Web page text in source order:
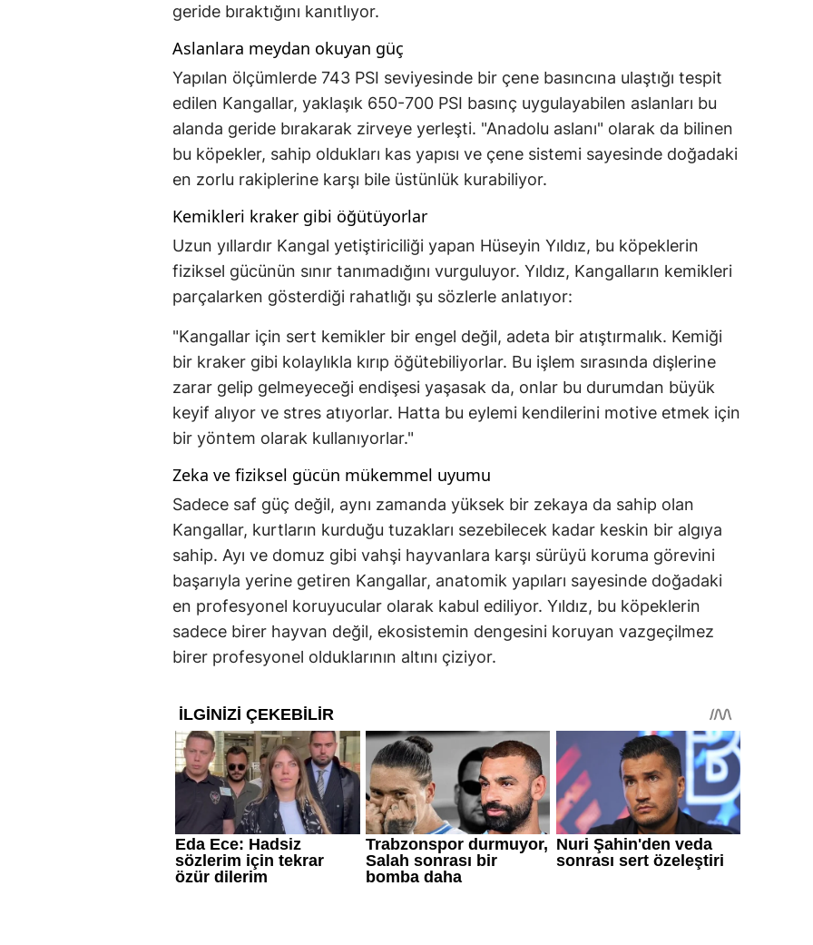
geride bıraktığını kanıtlıyor.
Aslanlara meydan okuyan güç
Yapılan ölçümlerde 743 PSI seviyesinde bir çene basıncına ulaştığı tespit
edilen Kangallar, yaklaşık 650-700 PSI basınç uygulayabilen aslanları bu
alanda geride bırakarak zirveye yerleşti. "Anadolu aslanı" olarak da bilinen
bu köpekler, sahip oldukları kas yapısı ve çene sistemi sayesinde doğadaki
en zorlu rakiplerine karşı bile üstünlük kurabiliyor.
Kemikleri kraker gibi öğütüyorlar
Uzun yıllardır Kangal yetiştiriciliği yapan Hüseyin Yıldız, bu köpeklerin
fiziksel gücünün sınır tanımadığını vurguluyor. Yıldız, Kangalların kemikleri
parçalarken gösterdiği rahatlığı şu sözlerle anlatıyor:
"Kangallar için sert kemikler bir engel değil, adeta bir atıştırmalık. Kemiği
bir kraker gibi kolaylıkla kırıp öğütebiliyorlar. Bu işlem sırasında dişlerine
zarar gelip gelmeyeceği endişesi yaşasak da, onlar bu durumdan büyük
keyif alıyor ve stres atıyorlar. Hatta bu eylemi kendilerini motive etmek için
bir yöntem olarak kullanıyorlar."
Zeka ve fiziksel gücün mükemmel uyumu
Sadece saf güç değil, aynı zamanda yüksek bir zekaya da sahip olan
Kangallar, kurtların kurduğu tuzakları sezebilecek kadar keskin bir algıya
sahip. Ayı ve domuz gibi vahşi hayvanlara karşı sürüyü koruma görevini
başarıyla yerine getiren Kangallar, anatomik yapıları sayesinde doğadaki
en profesyonel koruyucular olarak kabul ediliyor. Yıldız, bu köpeklerin
sadece birer hayvan değil, ekosistemin dengesini koruyan vazgeçilmez
birer profesyonel olduklarının altını çiziyor.